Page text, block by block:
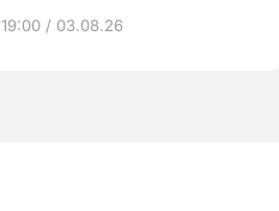
19:00 / 03.08.26